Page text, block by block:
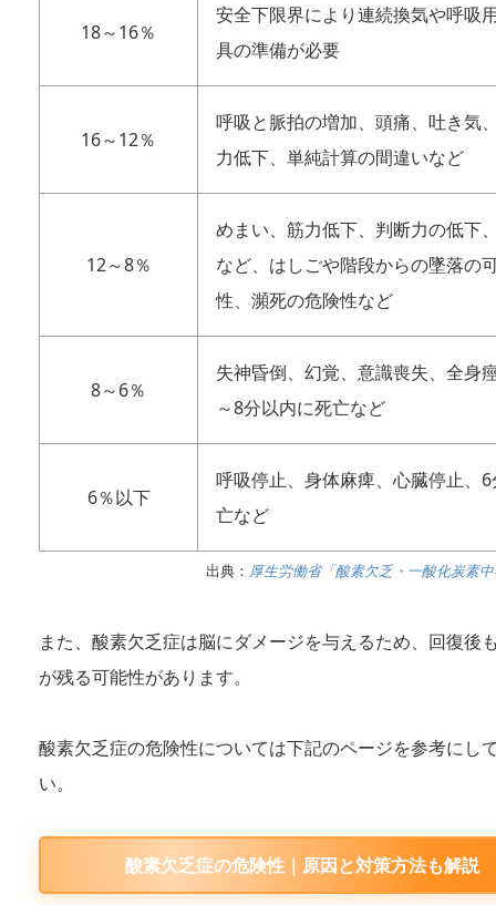
18～16％
安全下限界により連続換気や呼吸
具の準備が必要
16～12％
呼吸と脈拍の増加、頭痛、吐き気
力低下、単純計算の間違いなど
12～8％
めまい、筋力低下、判断力の低下
など、はしごや階段からの墜落の
性、瀕死の危険性など
8～6％
失神昏倒、幻覚、意識喪失、全身
～8分以内に死亡など
6％以下
呼吸停止、身体麻痺、心臓停止、
亡など
出典： 厚生労働省「酸素欠乏・一酸化炭素
また、酸素欠乏症は脳にダメージを与えるため、回復後
が残る可能性があります。
酸素欠乏症の危険性については下記のページを参考にし
い。
酸素欠乏症の危険性｜原因と対策方法も解説